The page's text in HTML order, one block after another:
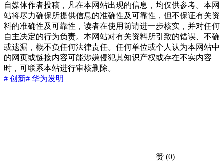
自媒体作者投稿，凡在本网站出现的信息，均仅供参考。本网
站将尽力确保所提供信息的准确性及可靠性，但不保证有关资
料的准确性及可靠性，读者在使用前请进一步核实，并对任何
自主决定的行为负责。本网站对有关资料所引致的错误、不确
或遗漏，概不负任何法律责任。任何单位或个人认为本网站中
的网页或链接内容可能涉嫌侵犯其知识产权或存在不实内容
时，可联系本站进行审核删除。
# 创新# 华为发明
赞 (0)